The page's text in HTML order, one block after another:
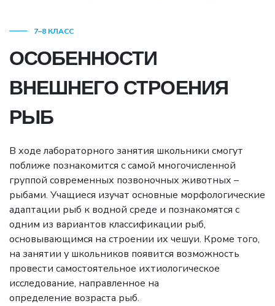
7–8 КЛАСС
ОСОБЕННОСТИ
ВНЕШНЕГО СТРОЕНИЯ
РЫБ
В ходе лабораторного занятия школьники смогут
поближе познакомится с самой многочисленной
группой современных позвоночных животных –
рыбами. Учащиеся изучат основные морфологические
адаптации рыб к водной среде и познакомятся с
одним из вариантов классификации рыб,
основывающимся на строении их чешуи. Кроме того,
на занятии у школьников появится возможность
провести самостоятельное ихтиологическое
исследование, направленное на
определение возраста рыб.